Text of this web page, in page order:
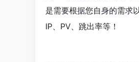
是需要根据您自身的需求
IP、PV、跳出率等！